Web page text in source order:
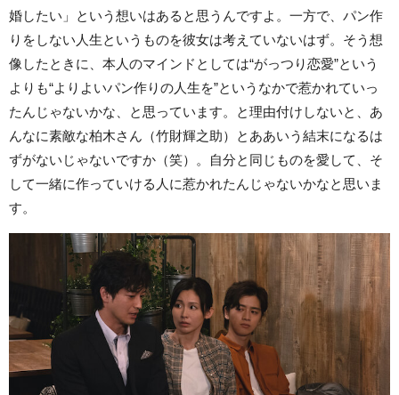
婚したい」という想いはあると思うんですよ。一方で、パン作
りをしない人生というものを彼女は考えていないはず。そう想
像したときに、本人のマインドとしては“がっつり恋愛”という
よりも“よりよいパン作りの人生を”というなかで惹かれていっ
たんじゃないかな、と思っています。と理由付けしないと、あ
んなに素敵な柏木さん（竹財輝之助）とああいう結末になるは
ずがないじゃないですか（笑）。自分と同じものを愛して、そ
して一緒に作っていける人に惹かれたんじゃないかなと思いま
す。